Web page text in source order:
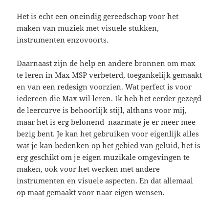
Het is echt een oneindig gereedschap voor het
maken van muziek met visuele stukken,
instrumenten enzovoorts.
Daarnaast zijn de help en andere bronnen om max
te leren in Max MSP verbeterd, toegankelijk gemaakt
en van een redesign voorzien. Wat perfect is voor
iedereen die Max wil leren. Ik heb het eerder gezegd
de leercurve is behoorlijk stijl, althans voor mij,
maar het is erg belonend naarmate je er meer mee
bezig bent. Je kan het gebruiken voor eigenlijk alles
wat je kan bedenken op het gebied van geluid, het is
erg geschikt om je eigen muzikale omgevingen te
maken, ook voor het werken met andere
instrumenten en visuele aspecten. En dat allemaal
op maat gemaakt voor naar eigen wensen.